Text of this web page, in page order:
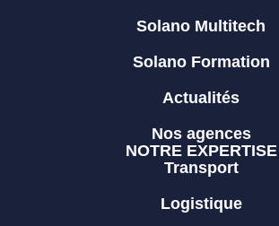
Solano Multitech
Solano Formation
Actualités
Nos agences
NOTRE EXPERTISE
Transport
Logistique